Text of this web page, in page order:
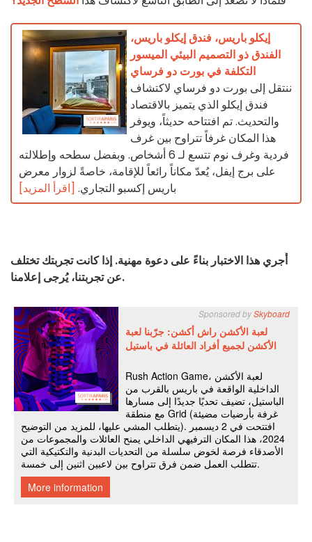
إيكلو باريس، فندق إيكلو باريس،
الفندق ذو التصميم البيئي الميسور
التكلفة في بورت دو فرساي
ننتقل إلى بورت دو فرساي لاكتشاف
فندق إيكلو الذي يتميز بالاقتصاد
والتحديث. تم افتتاحه حديثاً، ويوفر
هذا المكان غرفاً تتراوح بين غرف
فردية وغرف نوم تتسع لـ 6 أشخاص. وبفضل سطحه وإطلالته
على برج إيفل، يُعدّ مكاناً رائعاً للإقامة، خاصةً لزوار معرض
باريس إكسبو التجاري. [اقرأ المزيد]
أُجري هذا الاختبار بناءً على دعوة مهنية. إذا كانت تجربتك تختلف
عن تجربتنا، يُرجى إعلامنا.